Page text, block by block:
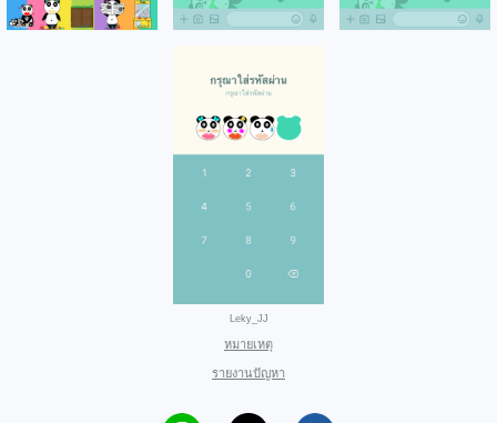
Leky_JJ
หมายเหตุ
รายงานปัญหา